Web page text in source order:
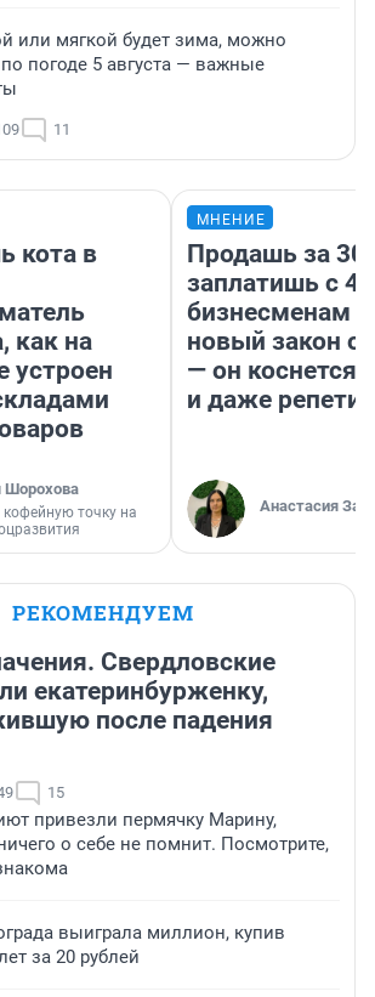
или мягкой будет зима, можно
по погоде 5 августа — важные
11
кота в
как на
устроен
Шорохова
точку на
МНЕНИЕ
Продашь за
заплатишь с
бизнесменам
новый закон о
— он коснется
и даже
Анастасия
РЕКОМЕНДУЕМ
Свердловские
екатеринбурженку,
после падения
15
привезли пермячку Марину,
о себе не помнит. Посмотрите,
выиграла миллион, купив
за 20 рублей